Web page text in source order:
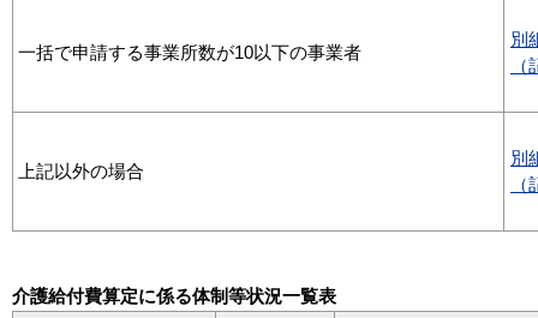
一括で申請する事業所数が10以下の事業者
別
上記以外の場合
別
介護給付費算定に係る体制等状況一覧表